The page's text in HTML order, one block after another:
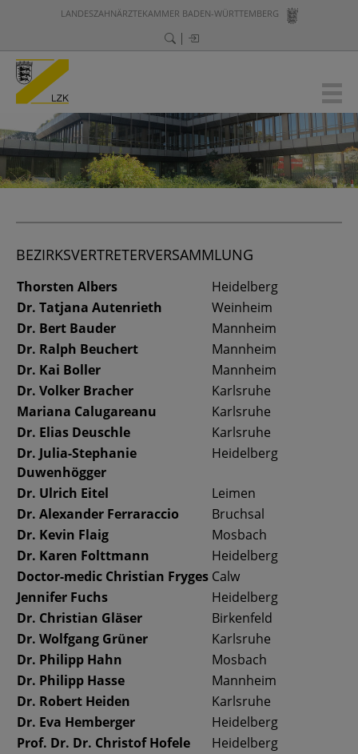
LANDESZAHNÄRZTEKAMMER BADEN-WÜRTTEMBERG
BEZIRKSVERTRETERVERSAMMLUNG
Thorsten Albers
Heidelberg
Dr. Tatjana Autenrieth
Weinheim
Dr. Bert Bauder
Mannheim
Dr. Ralph Beuchert
Mannheim
Dr. Kai Boller
Mannheim
Dr. Volker Bracher
Karlsruhe
Mariana Calugareanu
Karlsruhe
Dr. Elias Deuschle
Karlsruhe
Dr. Julia-Stephanie
Duwenhögger
Heidelberg
Dr. Ulrich Eitel
Leimen
Dr. Alexander Ferraraccio
Bruchsal
Dr. Kevin Flaig
Mosbach
Dr. Karen Folttmann
Heidelberg
Doctor-medic Christian Fryges Calw
Jennifer Fuchs
Heidelberg
Dr. Christian Gläser
Birkenfeld
Dr. Wolfgang Grüner
Karlsruhe
Dr. Philipp Hahn
Mosbach
Dr. Philipp Hasse
Mannheim
Dr. Robert Heiden
Karlsruhe
Dr. Eva Hemberger
Heidelberg
Prof. Dr. Dr. Christof Hofele
Heidelberg